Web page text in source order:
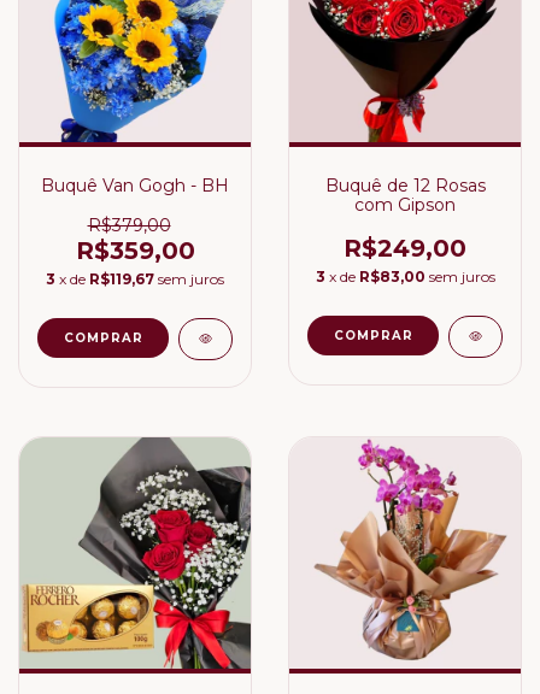
Buquê Van Gogh - BH
R$379,00
R$359,00
3 x de R$119,67 sem juros
Buquê de 12 Rosas
com Gipson
R$249,00
3 x de R$83,00 sem juros